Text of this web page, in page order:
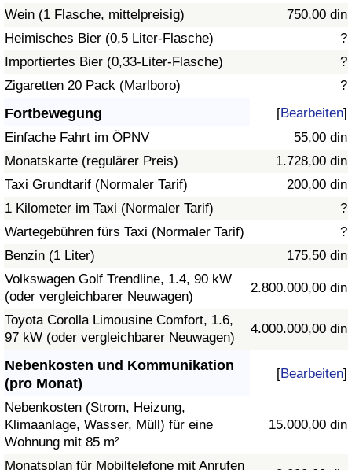
Wein (1 Flasche, mittelpreisig)
750,00 din
Heimisches Bier (0,5 Liter-Flasche)
?
Importiertes Bier (0,33-Liter-Flasche)
?
Zigaretten 20 Pack (Marlboro)
?
Fortbewegung [Bearbeiten]
Einfache Fahrt im ÖPNV
55,00 din
Monatskarte (regulärer Preis)
1.728,00 din
Taxi Grundtarif (Normaler Tarif)
200,00 din
1 Kilometer im Taxi (Normaler Tarif)
?
Wartegebühren fürs Taxi (Normaler Tarif)
?
Benzin (1 Liter)
175,50 din
Volkswagen Golf Trendline, 1.4, 90 kW
(oder vergleichbarer Neuwagen)
2.800.000,00 din
Toyota Corolla Limousine Comfort, 1.6,
97 kW (oder vergleichbarer Neuwagen)
4.000.000,00 din
Nebenkosten und Kommunikation
(pro Monat)
[Bearbeiten]
Nebenkosten (Strom, Heizung,
Klimaanlage, Wasser, Müll) für eine
Wohnung mit 85 m²
15.000,00 din
Monatsplan für Mobiltelefone mit Anrufen
Verkehrs-Index (aktuell)
Verkehrs-Index nach Land